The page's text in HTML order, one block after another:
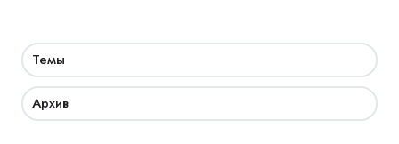
Темы
Архив